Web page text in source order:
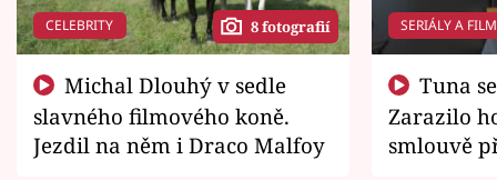
CELEBRITY 8 fotografií
slavného filmového koně.
Jezdil na něm i Draco Malfoy
SERIÁLY A
Zarazilo
smlouvě